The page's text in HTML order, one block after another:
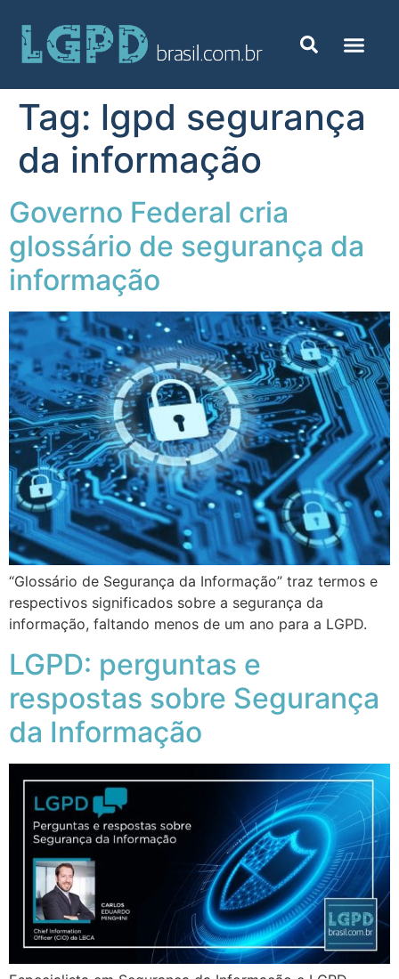
Tag: lgpd segurança
da informação
Governo Federal cria
glossário de segurança da
informação
“Glossário de Segurança da Informação” traz termos e
respectivos significados sobre a segurança da
informação, faltando menos de um ano para a LGPD.
LGPD: perguntas e
respostas sobre Segurança
da Informação